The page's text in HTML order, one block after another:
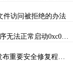
件访问被拒绝的办法
无法正常启动0xc0…
布重要安全修复程…